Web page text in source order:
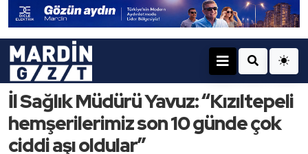
İl Sağlık Müdürü Yavuz: “Kızıltepeli
hemşerilerimiz son 10 günde çok
ciddi aşı oldular”